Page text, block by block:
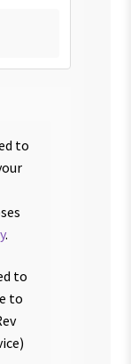
to
.
to
to